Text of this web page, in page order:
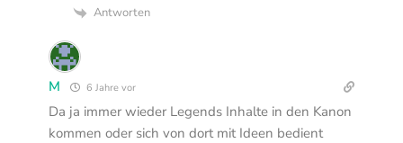
Antworten
M 6 Jahre vor
Da ja immer wieder Legends Inhalte in den Kanon
kommen oder sich von dort mit Ideen bedient